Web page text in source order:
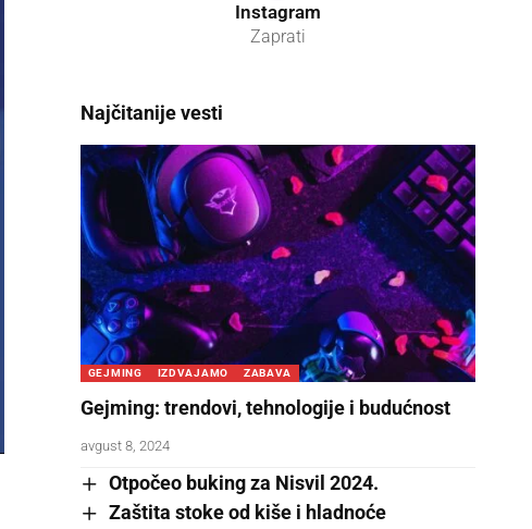
Instagram
Zaprati
Najčitanije vesti
GEJMING IZDVAJAMO ZABAVA
Gejming: trendovi, tehnologije i budućnost
avgust 8, 2024
Otpočeo buking za Nisvil 2024.
Zaštita stoke od kiše i hladnoće